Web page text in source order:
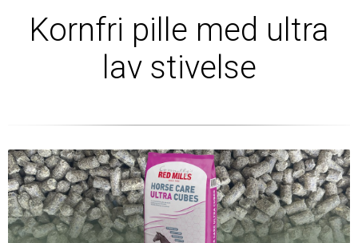
Kornfri pille med ultra
lav stivelse